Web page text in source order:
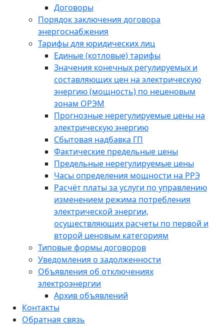
Договоры
Порядок заключения договора
энергоснабжения
Тарифы для юридических лиц
Единые (котловые) тарифы
Значения конечных регулируемых и
составляющих цен на электрическую
энергию (мощность) по неценовым
зонам ОРЭМ
Прогнозные нерегулируемые цены на
электрическую энергию
Сбытовая надбавка ГП
Фактические предельные цены
Предельные нерегулируемые цены
Часы определения мощности на РРЭ
Расчёт платы за услуги по управлению
изменением режима потребления
электрической энергии,
осуществляющих расчеты по первой и
второй ценовым категориям
Типовые формы договоров
Уведомления о задолженности
Объявления об отключениях
электроэнергии
Архив объявлений
Контакты
Обратная связь